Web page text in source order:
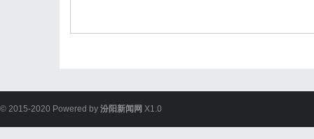
© 2015-2020 Powered by 汾阳新闻网 X1.0